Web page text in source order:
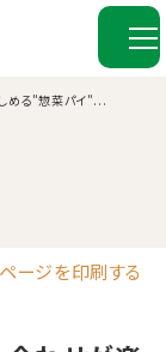
める"惣菜パイ"...
ージを印刷する